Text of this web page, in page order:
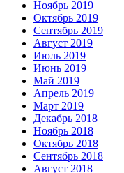
Ноябрь 2019
Октябрь 2019
Сентябрь 2019
Август 2019
Июль 2019
Июнь 2019
Май 2019
Апрель 2019
Март 2019
Декабрь 2018
Ноябрь 2018
Октябрь 2018
Сентябрь 2018
Август 2018